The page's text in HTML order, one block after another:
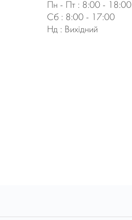
Пн - Пт : 8:00 - 18:00
Сб : 8:00 - 17:00
Нд : Вихідний